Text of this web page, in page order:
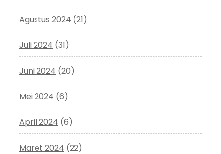
Agustus 2024 (21)
Juli 2024 (31)
Juni 2024 (20)
Mei 2024 (6)
April 2024 (6)
Maret 2024 (22)